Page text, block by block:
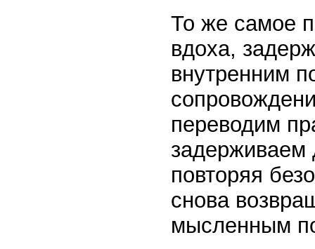
То же самое
вдоха,
внутренним
переводим
задерживаем
повторяя
снова
мысленным